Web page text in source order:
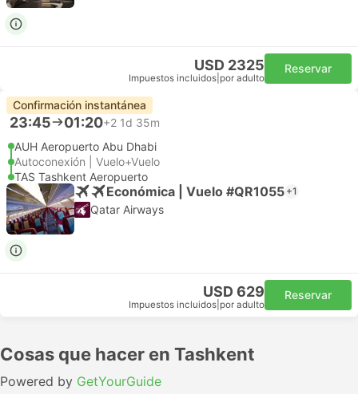
USD 2325
Impuestos incluidos por adulto
Reservar
Confirmación instantánea
23:45 01:20+2 1d 35m
AUH Aeropuerto Abu Dhabi
Autoconexión | Vuelo+Vuelo
TAS Tashkent Aeropuerto
Económica | Vuelo #QR1055 +1
Qatar Airways
USD 629
Impuestos incluidos por adulto
Reservar
Cosas que hacer en Tashkent
Powered by GetYourGuide